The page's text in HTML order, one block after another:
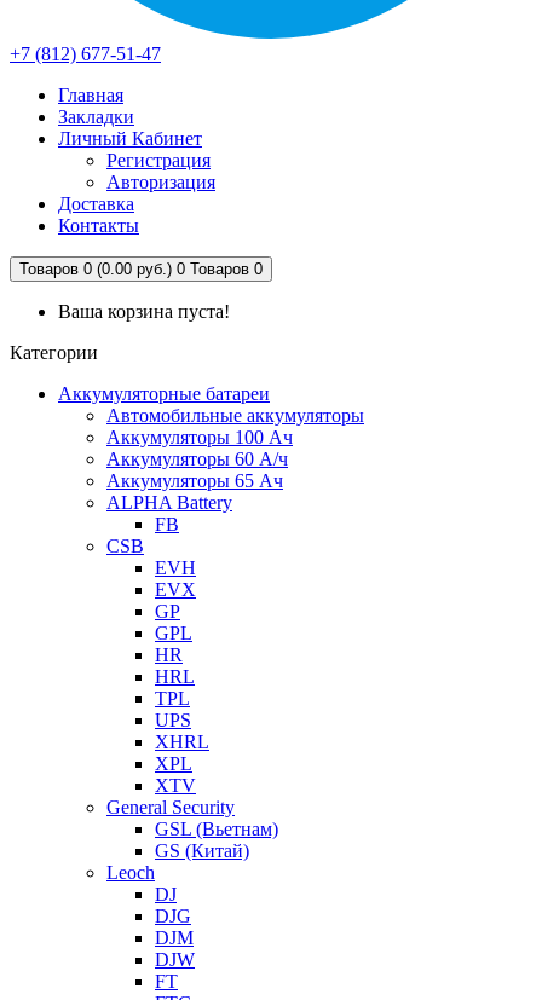
+7 (812) 677-51-47
Главная
Закладки
Личный Кабинет
Регистрация
Авторизация
Доставка
Контакты
Товаров 0 (0.00 руб.) 0 Товаров 0
Ваша корзина пуста!
Категории
Аккумуляторные батареи
Автомобильные аккумуляторы
Аккумуляторы 100 Ач
Аккумуляторы 60 А/ч
Аккумуляторы 65 Ач
ALPHA Battery
FB
CSB
EVH
EVX
GP
GPL
HR
HRL
TPL
UPS
XHRL
XPL
XTV
General Security
GSL (Вьетнам)
GS (Китай)
Leoch
DJ
DJG
DJM
DJW
FT